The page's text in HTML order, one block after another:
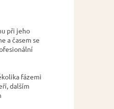
při jeho
a časem se
fázemi
dalším